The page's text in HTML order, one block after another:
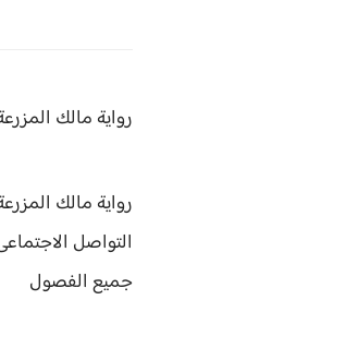
رواية مالك
رواية مالك
التواصل
جميع الفصول